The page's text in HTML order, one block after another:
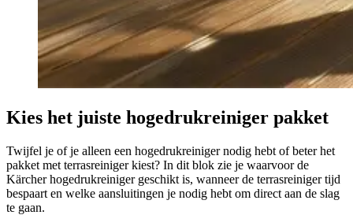
Kies het juiste hogedrukreiniger pakket
Twijfel je of je alleen een hogedrukreiniger nodig hebt of beter het
pakket met terrasreiniger kiest? In dit blok zie je waarvoor de
Kärcher hogedrukreiniger geschikt is, wanneer de terrasreiniger tijd
bespaart en welke aansluitingen je nodig hebt om direct aan de slag
te gaan.